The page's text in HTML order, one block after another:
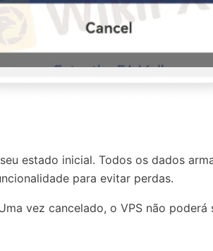
estado inicial. Todos os dados
para evitar perdas.
vez cancelado, o VPS não poderá